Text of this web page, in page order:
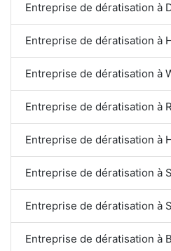
Entreprise de dératisation à
Entreprise de dératisation à
Entreprise de dératisation à
Entreprise de dératisation à
Entreprise de dératisation à
Entreprise de dératisation à
Entreprise de dératisation à
Entreprise de dératisation à